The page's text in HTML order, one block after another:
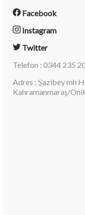
Facebook
Instagram
Twitter
Telefon : 0344 235
Adres : Şazibey mh
Kahramanmaraş/